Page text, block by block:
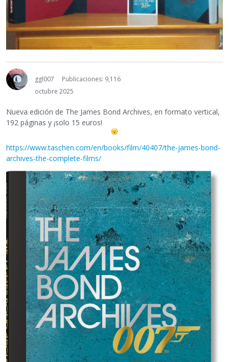
ggl007
Publicaciones: 9,116
octubre 2025
Nueva edición de The James Bond Archives, en formato vertical,
192 páginas y ¡solo 15 euros!
https://www.taschen.com/en/books/film/40407/the-james-bond-
archives-the-complete-films/